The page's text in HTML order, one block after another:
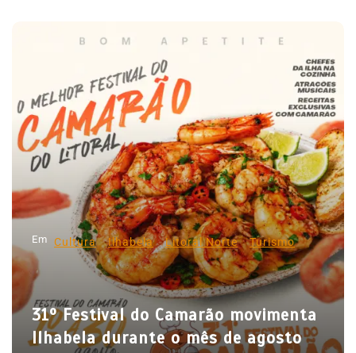
g
a
ç
o
d
e
P
s
Em Cultura Ilhabela Litoral Norte Turismo
31º Festival do Camarão movimenta
Ilhabela durante o mês de agosto